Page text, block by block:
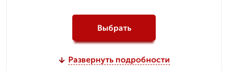
Выбрать
Развернуть подробности